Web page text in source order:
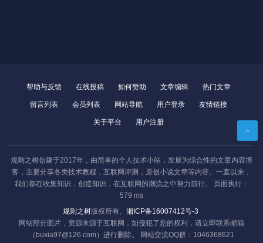
分享
封面
阅读
帮助与反馈 在线投稿 如何赞助 文章编辑 热门文章
留言列表 会员列表 网站导航 用户登录 友情链接
关于平台 用户注册
规则之树创建于2017年，由简单的个人技术小站，发展为综合性的文章内容博
客，主要分享各类技术教程，互联网评测，原创小说文章等内容。一直以来，
我们都在收集知识，创造知识，在互联网的潮流之中努力前行。 页面执行：
579 ms
规则之树版权所有。 湘ICP备16007412号-3
网站部分图片，资源来源于互联网，如侵犯了您的权利，请立即联系邮箱
（buxia97@126.com）进行删除。 网站交流QQ群：1046368621